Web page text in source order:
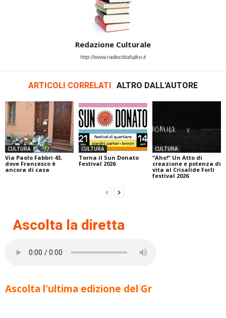
Redazione Culturale
http://www.radiocittafujiko.it
ARTICOLI CORRELATI ALTRO DALL'AUTORE
CULTURA
Via Paolo Fabbri 43,
dove Francesco è
ancora di casa
CULTURA
Torna il Sun Donato
Festival 2026
CULTURA
“Aho!” Un Atto di
creazione e potenza di
vita al Crisalide Forlì
festival 2026
Ascolta la diretta
Ascolta l'ultima edizione del Gr